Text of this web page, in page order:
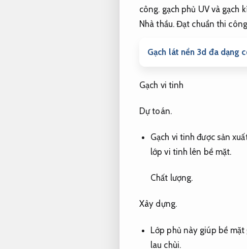
công. gạch phủ UV và gạch
Nhà thầu. Đạt chuẩn thi
Gạch lát nền 3d đa dạng
Gạch vi tinh
Dự toán.
Gạch vi tinh được sản
lớp vi tinh lên bề mặt.
Chất lượng.
Xây dựng.
Lớp phủ này giúp bề
lau chùi.